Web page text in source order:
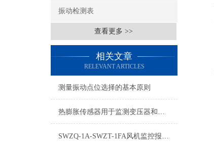
振动检测表
查看更多 >>
相关文章
RELEVANT ARTICLES
测量振动点位选择的基本原则
热膨胀传感器用于监测变压器和电缆的温升，防止过热造成损害
SWZQ-1A-SWZT-1FA风机监控报警器技术参数